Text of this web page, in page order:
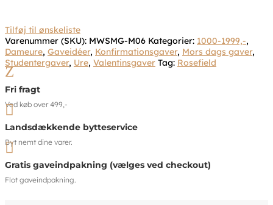
Tilføj til ønskeliste
Varenummer (SKU): MWSMG-M06 Kategorier: 1000-1999,-,
Dameure, Gaveidéer, Konfirmationsgaver, Mors dags gaver,
Studentergaver, Ure, Valentinsgaver Tag: Rosefield
Z
Fri fragt
Ved køb over 499,-

Landsdækkende bytteservice
Byt nemt dine varer.

Gratis gaveindpakning (vælges ved checkout)
Flot gaveindpakning.